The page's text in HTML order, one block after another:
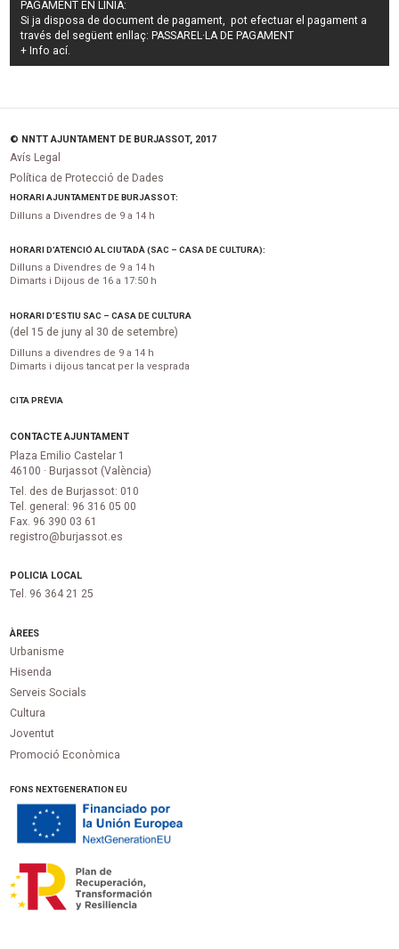
PAGAMENT EN LÍNIA:
Si ja disposa de document de pagament, pot efectuar el pagament a
través del següent enllaç: PASSAREL·LA DE PAGAMENT
+ Info ací.
© NNTT AJUNTAMENT DE BURJASSOT, 2017
Avís Legal
Política de Protecció de Dades
HORARI AJUNTAMENT DE BURJASSOT:
Dilluns a Divendres de 9 a 14 h
HORARI D’ATENCIÓ AL CIUTADÀ (SAC – CASA DE CULTURA):
Dilluns a Divendres de 9 a 14 h
Dimarts i Dijous de 16 a 17:50 h
HORARI D’ESTIU SAC – CASA DE CULTURA
(del 15 de juny al 30 de setembre)
Dilluns a divendres de 9 a 14 h
Dimarts i dijous tancat per la vesprada
CITA PRÈVIA
CONTACTE AJUNTAMENT
Plaza Emilio Castelar 1
46100 · Burjassot (València)
Tel. des de Burjassot: 010
Tel. general: 96 316 05 00
Fax. 96 390 03 61
registro@burjassot.es
POLICIA LOCAL
Tel. 96 364 21 25
ÀREES
Urbanisme
Hisenda
Serveis Socials
Cultura
Joventut
Promoció Econòmica
FONS NEXTGENERATION EU